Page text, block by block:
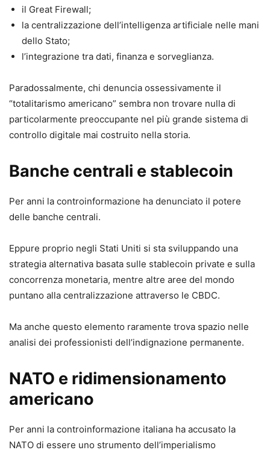
il Great Firewall;
la centralizzazione dell’intelligenza artificiale nelle mani
dello Stato;
l’integrazione tra dati, finanza e sorveglianza.
Paradossalmente, chi denuncia ossessivamente il
“totalitarismo americano” sembra non trovare nulla di
particolarmente preoccupante nel più grande sistema di
controllo digitale mai costruito nella storia.
Banche centrali e stablecoin
Per anni la controinformazione ha denunciato il potere
delle banche centrali.
Eppure proprio negli Stati Uniti si sta sviluppando una
strategia alternativa basata sulle stablecoin private e sulla
concorrenza monetaria, mentre altre aree del mondo
puntano alla centralizzazione attraverso le CBDC.
Ma anche questo elemento raramente trova spazio nelle
analisi dei professionisti dell’indignazione permanente.
NATO e ridimensionamento
americano
Per anni la controinformazione italiana ha accusato la
NATO di essere uno strumento dell’imperialismo